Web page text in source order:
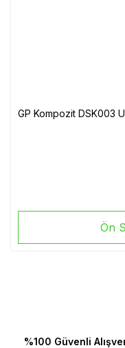
GP Kompozit DSK003
Ön
%100 Güvenli